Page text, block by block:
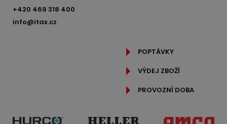
+420 469 318 400
info@itax.cz
POPTÁVKY
VÝDEJ ZBOŽÍ
PROVOZNÍ DOBA